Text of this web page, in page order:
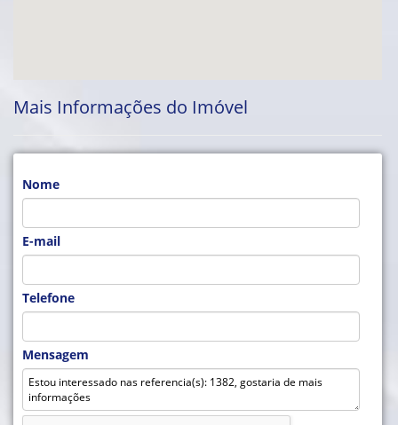
Mais Informações do Imóvel
Nome
E-mail
Telefone
Mensagem